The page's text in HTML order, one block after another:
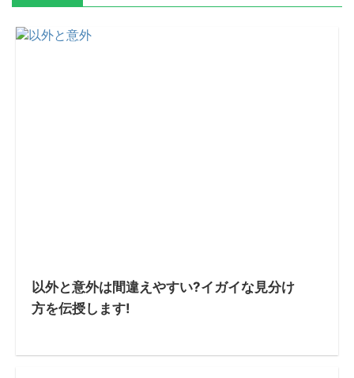
以外と意外は間違えやすい?イガイな見分け
方を伝授します!